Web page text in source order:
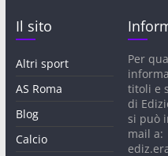
Il sito
Altri sport
AS Roma
Blog
Calcio
Per
titoli e
di
si può
mail a: